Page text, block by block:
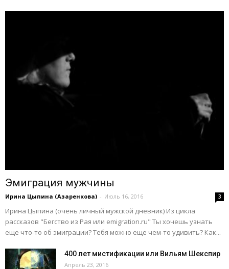
Эмиграция мужчины
Ирина Цыпина (Азаренкова) - Июль 16, 2016 3
Ирина Цыпина (очень личный мужской дневник) Из цикла
рассказов "Бегство из Рая или emigration.ru" Ты хочешь узнать
еще что-то об эмиграции? Тебя можно еще чем-то удивить? Как...
400 лет мистификации или Вильям Шекспир
Апрель 23, 2016